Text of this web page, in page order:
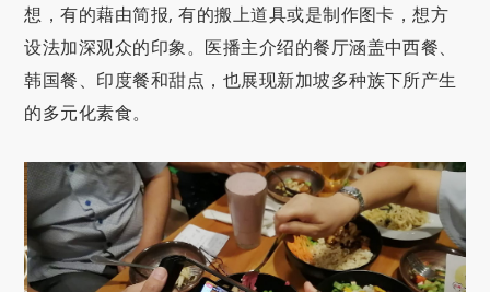
想，有的藉由简报, 有的搬上道具或是制作图卡，想方
设法加深观众的印象。医播主介绍的餐厅涵盖中西餐、
韩国餐、印度餐和甜点，也展现新加坡多种族下所产生
的多元化素食。